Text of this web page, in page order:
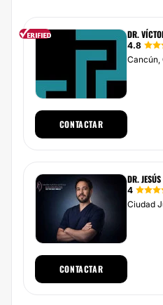
DR.
4.8
Cancún,
CONTACTAR
DR.
4
Ciudad
CONTACTAR